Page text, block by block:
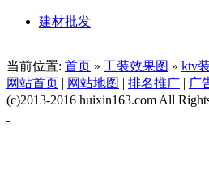
建材批发
当前位置: 首页 » 工装效果图 » ktv
网站首页 | 网站地图 | 排名推广 | 广
(c)2013-2016 huixin163.com All